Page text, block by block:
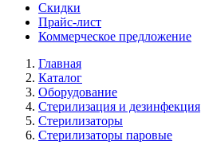
Скидки
Прайс-лист
Коммерческое предложение
Главная
Каталог
Оборудование
Стерилизация и дезинфекция
Стерилизаторы
Стерилизаторы паровые